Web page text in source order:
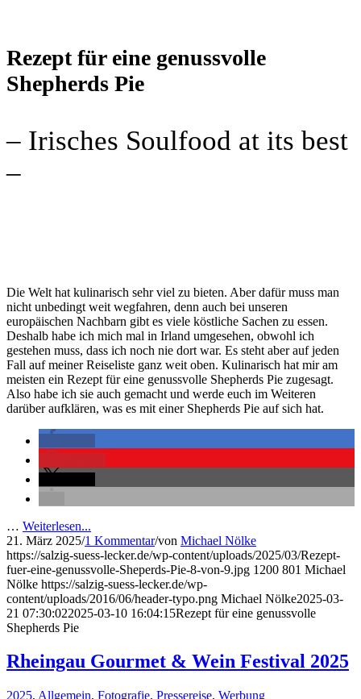
Rezept für eine genussvolle
Shepherds Pie
– Irisches Soulfood at its best
–
Die Welt hat kulinarisch sehr viel zu bieten. Aber dafür muss man
nicht unbedingt weit wegfahren, denn auch bei unseren
europäischen Nachbarn gibt es viele köstliche Sachen zu essen.
Deshalb habe ich mich mal in Irland umgesehen, obwohl ich
gestehen muss, dass ich noch nie dort war. Es steht aber auf jeden
Fall auf meiner Reiseliste ganz weit oben. Kulinarisch hat mir am
meisten ein Rezept für eine genussvolle Shepherds Pie zugesagt.
Also habe ich sie auch gemacht und werde euch im Weiteren
darüber aufklären, was es mit einer Shepherds Pie auf sich hat.
… Weiterlesen...
21. März 2025/1 Kommentar/von Michael Nölke
https://salzig-suess-lecker.de/wp-content/uploads/2025/03/Rezept-
fuer-eine-genussvolle-Sheperds-Pie-8-von-9.jpg 1200 801 Michael
Nölke https://salzig-suess-lecker.de/wp-
content/uploads/2016/06/header-typo.png Michael Nölke2025-03-
21 07:30:022025-03-10 16:04:15Rezept für eine genussvolle
Shepherds Pie
Rheingau Gourmet & Wein Festival 2025
2025, Allgemein, Fotografie, Pressereise, Werbung